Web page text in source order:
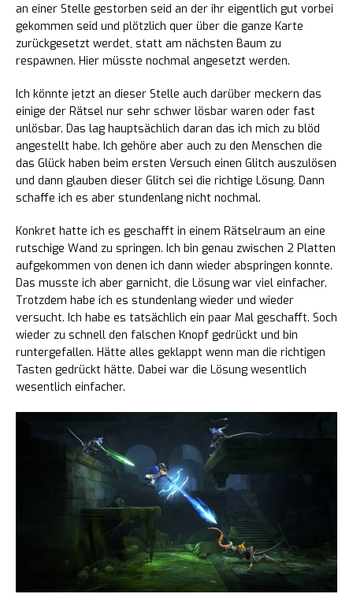
an einer Stelle gestorben seid an der ihr eigentlich gut vorbei
gekommen seid und plötzlich quer über die ganze Karte
zurückgesetzt werdet, statt am nächsten Baum zu
respawnen. Hier müsste nochmal angesetzt werden.
Ich könnte jetzt an dieser Stelle auch darüber meckern das
einige der Rätsel nur sehr schwer lösbar waren oder fast
unlösbar. Das lag hauptsächlich daran das ich mich zu blöd
angestellt habe. Ich gehöre aber auch zu den Menschen die
das Glück haben beim ersten Versuch einen Glitch auszulösen
und dann glauben dieser Glitch sei die richtige Lösung. Dann
schaffe ich es aber stundenlang nicht nochmal.
Konkret hatte ich es geschafft in einem Rätselraum an eine
rutschige Wand zu springen. Ich bin genau zwischen 2 Platten
aufgekommen von denen ich dann wieder abspringen konnte.
Das musste ich aber garnicht, die Lösung war viel einfacher.
Trotzdem habe ich es stundenlang wieder und wieder
versucht. Ich habe es tatsächlich ein paar Mal geschafft. Soch
wieder zu schnell den falschen Knopf gedrückt und bin
runtergefallen. Hätte alles geklappt wenn man die richtigen
Tasten gedrückt hätte. Dabei war die Lösung wesentlich
wesentlich einfacher.